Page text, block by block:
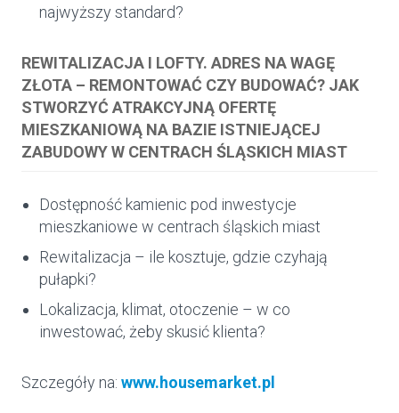
najwyższy standard?
REWITALIZACJA I LOFTY. ADRES NA WAGĘ
ZŁOTA – REMONTOWAĆ CZY BUDOWAĆ? JAK
STWORZYĆ ATRAKCYJNĄ OFERTĘ
MIESZKANIOWĄ NA BAZIE ISTNIEJĄCEJ
ZABUDOWY W CENTRACH ŚLĄSKICH MIAST
Dostępność kamienic pod inwestycje
mieszkaniowe w centrach śląskich miast
Rewitalizacja – ile kosztuje, gdzie czyhają
pułapki?
Lokalizacja, klimat, otoczenie – w co
inwestować, żeby skusić klienta?
Szczegóły na: www.housemarket.pl